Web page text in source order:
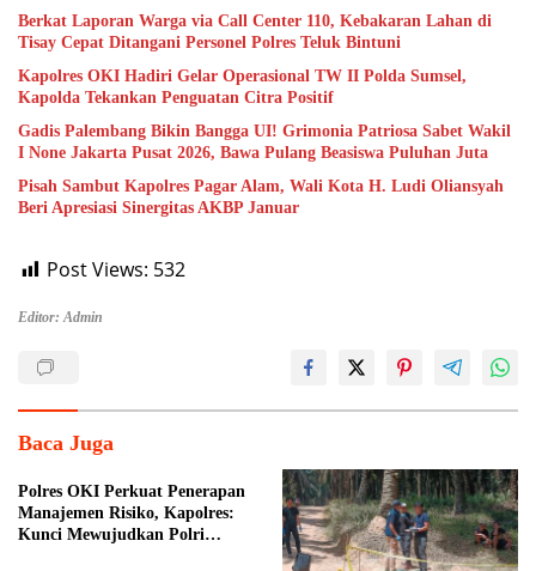
Berkat Laporan Warga via Call Center 110, Kebakaran Lahan di
Tisay Cepat Ditangani Personel Polres Teluk Bintuni
Kapolres OKI Hadiri Gelar Operasional TW II Polda Sumsel,
Kapolda Tekankan Penguatan Citra Positif
Gadis Palembang Bikin Bangga UI! Grimonia Patriosa Sabet Wakil
I None Jakarta Pusat 2026, Bawa Pulang Beasiswa Puluhan Juta
Pisah Sambut Kapolres Pagar Alam, Wali Kota H. Ludi Oliansyah
Beri Apresiasi Sinergitas AKBP Januar
Post Views: 532
Editor: Admin
Baca Juga
Polres OKI Perkuat Penerapan
Manajemen Risiko, Kapolres:
Kunci Mewujudkan Polri